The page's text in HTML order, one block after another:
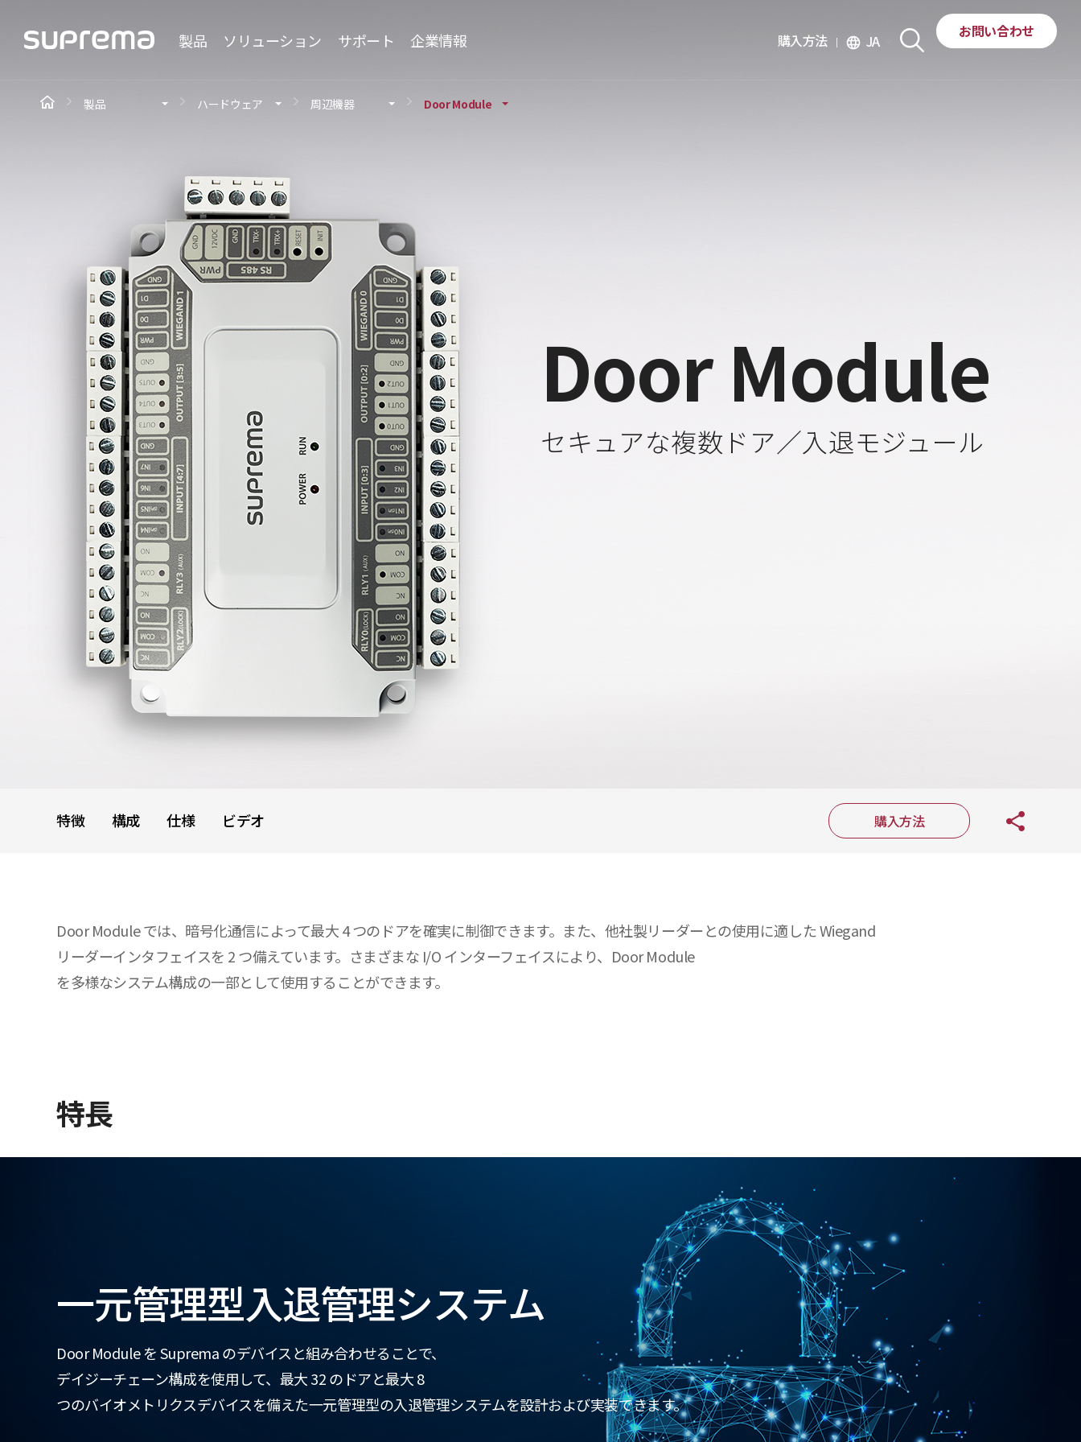
製品 ソリューション サポート 企業情報 購入方法 language JA
お問い合わせ
Door Module
セキュアな複数ドア／入退モジュール
製品 ハードウェア 周辺機器 Door Module
特徴 構成 仕様 ビデオ 購入方法
Door Module では、暗号化通信によって最大 4 つのドアを確実に制御できます。また、他社製リーダーとの使用に適した Wiegand
リーダーインタフェイスを 2 つ備えています。さまざまな I/O インターフェイスにより、Door Module
を多様なシステム構成の一部として使用することができます。
特長
一元管理型入退管理システム
Door Module を Suprema のデバイスと組み合わせることで、
デイジーチェーン構成を使用して、最大 32 のドアと最大 8
つのバイオメトリクスデバイスを備えた一元管理型の入退管理システムを設計および実装できます。